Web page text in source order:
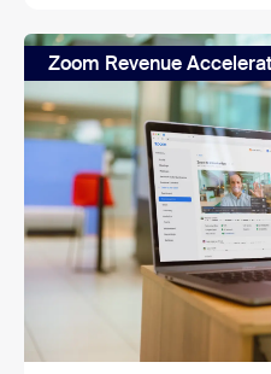
Zoom Revenue